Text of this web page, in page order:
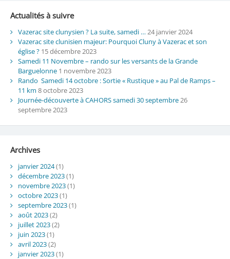
Actualités à suivre
Vazerac site clunysien ? La suite, samedi … 24 janvier 2024
Vazerac site clunisien majeur: Pourquoi Cluny à Vazerac et son
église ? 15 décembre 2023
Samedi 11 Novembre – rando sur les versants de la Grande
Barguelonne 1 novembre 2023
Rando Samedi 14 octobre : Sortie « Rustique » au Pal de Ramps –
11 km 8 octobre 2023
Journée-découverte à CAHORS samedi 30 septembre26
septembre 2023
Archives
janvier 2024(1)
décembre 2023(1)
novembre 2023(1)
octobre 2023(1)
septembre 2023(1)
août 2023(2)
juillet 2023(2)
juin 2023(1)
avril 2023(2)
janvier 2023(1)